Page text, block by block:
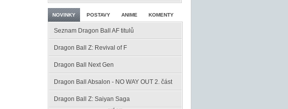
NOVINKY POSTAVY ANIME KOMENTY
Seznam Dragon Ball AF titulů
Dragon Ball Z: Revival of F
Dragon Ball Next Gen
Dragon Ball Absalon - NO WAY OUT 2. část
Dragon Ball Z: Saiyan Saga